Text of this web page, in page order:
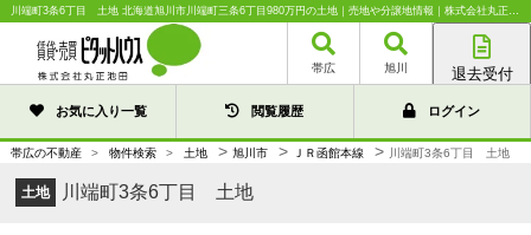
川端町3条6丁目 土地 北海道旭川市川端町三条6丁目980万円の土地｜売地や分譲地情報｜株式会社丸正池田
帯広 旭川 退去受付
旭川店
お気に入り一覧 閲覧履歴 ログイン
帯広の不動産 > 物件検索 > 土地 > 旭川市 > ＪＲ函館本線 > 川端町3条6丁目 土地
土地 川端町3条6丁目 土地